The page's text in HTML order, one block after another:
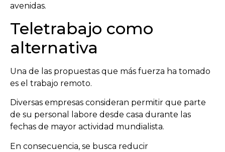
avenidas.
Teletrabajo como
alternativa
Una de las propuestas que más fuerza ha tomado
es el trabajo remoto.
Diversas empresas consideran permitir que parte
de su personal labore desde casa durante las
fechas de mayor actividad mundialista.
En consecuencia, se busca reducir